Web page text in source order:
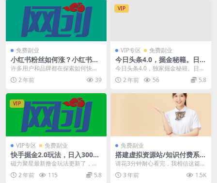
免费副业
小红书粉丝如何涨？小红书粉
丝可以买吗？
许多用户和品牌都在探索如何快速
有效地增加粉丝数。本文将深入探
讨小红书粉丝增长的策...
2 年前 39
VIP
VIP专区 免费副业
今日头条4.0，掘金秘籍。日赚
1000+，小白可以轻松入手
今日头条4.0，独家掘金秘籍。日赚
1000+，小白可以轻松入手
2 年前 56 5.8
VIP
VIP专区 免费副业
快手掘金2.0玩法，日入300
+，个人工作室均可操作
磁力聚星最新撸金玩法更新了，他
的变现方式很简单，就是通过直播
或者视频发布任务， ...
2 年前 115 5.8
免费副业
搭建虚拟资源站/知识付费系
统，24小时全自动赚钱
请花3分钟耐心看完，我相信这篇文
章能带给您财富商机 一、为什么做
知识付费项目？ ...
3 年前 1.5K